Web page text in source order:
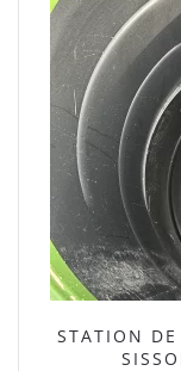
STATION